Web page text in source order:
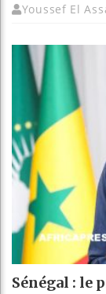
Youssef El
Sénégal : le